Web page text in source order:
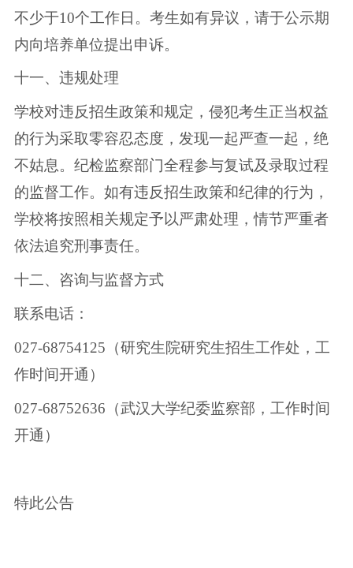
不少于10个工作日。考生如有异议，请于公示期
内向培养单位提出申诉。
十一、违规处理
学校对违反招生政策和规定，侵犯考生正当权益
的行为采取零容忍态度，发现一起严查一起，绝
不姑息。纪检监察部门全程参与复试及录取过程
的监督工作。如有违反招生政策和纪律的行为，
学校将按照相关规定予以严肃处理，情节严重者
依法追究刑事责任。
十二、咨询与监督方式
联系电话：
027-68754125（研究生院研究生招生工作处，工
作时间开通）
027-68752636（武汉大学纪委监察部，工作时间
开通）
特此公告